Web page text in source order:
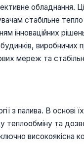
обладнання.
стабільне
інноваційних
виробничих
мереж та
з палива. В основі
теплообміну та
високоякісна